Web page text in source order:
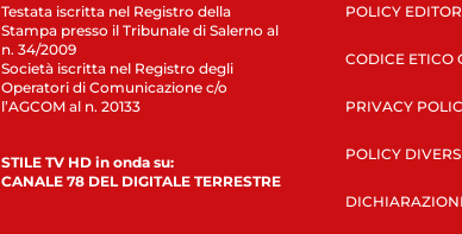
Testata iscritta nel Registro della
Stampa presso il Tribunale di Salerno al
n. 34/2009
Società iscritta nel Registro degli
Operatori di Comunicazione c/o
l’AGCOM al n. 20133
STILE TV HD in onda su:
CANALE 78 DEL DIGITALE TERRESTRE
POLICY
CODICE ETICO
PRIVACY
POLICY